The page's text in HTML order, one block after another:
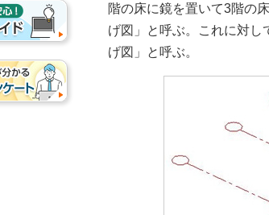
階の床に鏡を置いて3階の
げ図」と呼ぶ。これに対
げ図」と呼ぶ。